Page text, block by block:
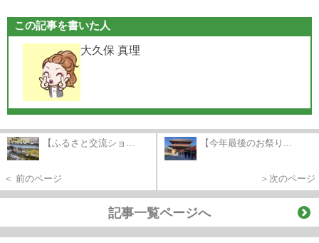
この記事を書いた人
大久保 真理
【ふるさと交流ショ...
＜ 前のページ
【今年最後のお祭り...
＞次のページ
記事一覧ページへ